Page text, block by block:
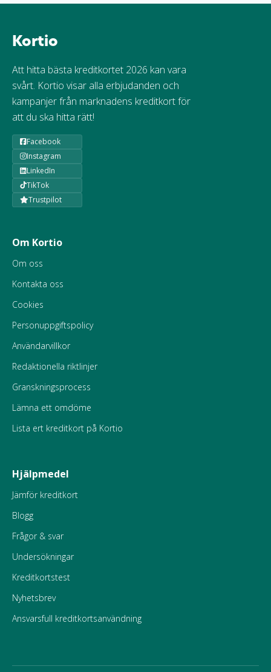
Kortio
Att hitta bästa kreditkortet 2026 kan vara
svårt. Kortio visar alla erbjudanden och
kampanjer från marknadens kreditkort för
att du ska hitta rätt!
Facebook
Instagram
LinkedIn
TikTok
Trustpilot
Om Kortio
Om oss
Kontakta oss
Cookies
Personuppgiftspolicy
Användarvillkor
Redaktionella riktlinjer
Granskningsprocess
Lämna ett omdöme
Lista ert kreditkort på Kortio
Hjälpmedel
Jämför kreditkort
Blogg
Frågor & svar
Undersökningar
Kreditkortstest
Nyhetsbrev
Ansvarsfull kreditkortsanvändning